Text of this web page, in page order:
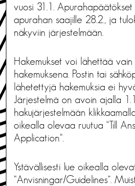
vuosi 31.1.
apurahan saajille 28.2., ja
näkyviin järjestelmään.
Hakemukset voi lähettää vain
hakemuksena. Postin tai
lähetettyjä hakemuksia ei
Järjestelmä on avoin ajalla
hakujärjestelmään
oikealla olevaa ruutua “Till
Application“.
Ystävällisesti lue oikealla
“Anvisningar/Guidelines“.